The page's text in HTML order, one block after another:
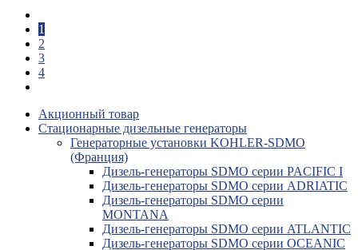
1
2
3
4
Акционный товар
Стационарные дизельные генераторы
Генераторные установки KOHLER-SDMO
(Франция)
Дизель-генераторы SDMO серии PACIFIC I
Дизель-генераторы SDMO серии ADRIATIC
Дизель-генераторы SDMO серии
MONTANA
Дизель-генераторы SDMO серии ATLANTIC
Дизель-генераторы SDMO серии OCEANIC